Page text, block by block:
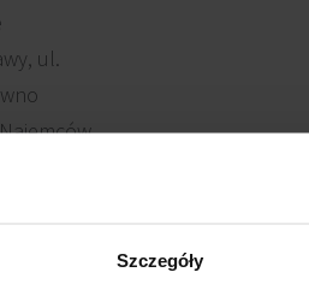
Szczegóły
ul.
liczne
club,